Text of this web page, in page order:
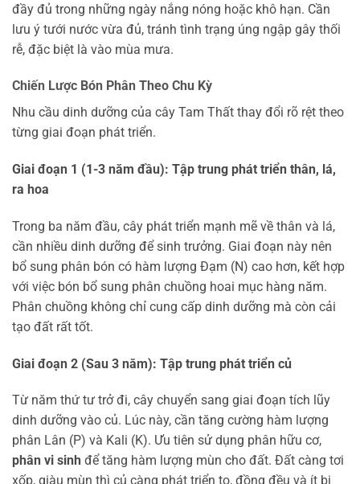
đầy đủ trong những ngày nắng nóng hoặc khô hạn. Cần
lưu ý tưới nước vừa đủ, tránh tình trạng úng ngập gây thối
rễ, đặc biệt là vào mùa mưa.
Chiến Lược Bón Phân Theo Chu Kỳ
Nhu cầu dinh dưỡng của cây Tam Thất thay đổi rõ rệt theo
từng giai đoạn phát triển.
Giai đoạn 1 (1-3 năm đầu): Tập trung phát triển thân, lá,
ra hoa
Trong ba năm đầu, cây phát triển mạnh mẽ về thân và lá,
cần nhiều dinh dưỡng để sinh trưởng. Giai đoạn này nên
bổ sung phân bón có hàm lượng Đạm (N) cao hơn, kết hợp
với việc bón bổ sung phân chuồng hoai mục hàng năm.
Phân chuồng không chỉ cung cấp dinh dưỡng mà còn cải
tạo đất rất tốt.
Giai đoạn 2 (Sau 3 năm): Tập trung phát triển củ
Từ năm thứ tư trở đi, cây chuyển sang giai đoạn tích lũy
dinh dưỡng vào củ. Lúc này, cần tăng cường hàm lượng
phân Lân (P) và Kali (K). Ưu tiên sử dụng phân hữu cơ,
phân vi sinh để tăng hàm lượng mùn cho đất. Đất càng tơi
xốp, giàu mùn thì củ càng phát triển to, đồng đều và ít bị